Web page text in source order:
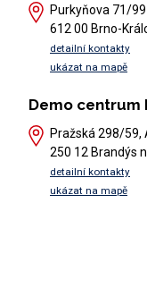
Purkyňova 71/99
612 00 Brno-
detailní kontakty
ukázat na mapě
Demo centrum
Pražská 298/59,
250 12 Brandýs
detailní kontakty
ukázat na mapě